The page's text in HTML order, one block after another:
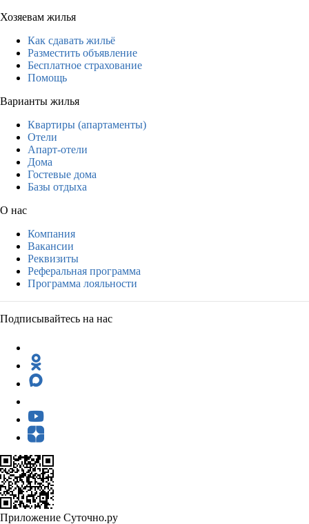
Хозяевам жилья
Как сдавать жильё
Разместить объявление
Бесплатное страхование
Помощь
Варианты жилья
Квартиры (апартаменты)
Отели
Апарт-отели
Дома
Гостевые дома
Базы отдыха
О нас
Компания
Вакансии
Реквизиты
Реферальная программа
Программа лояльности
Подписывайтесь на нас
Приложение Суточно.ру